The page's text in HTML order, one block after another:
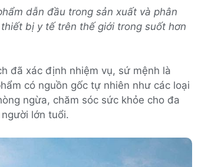
dẫn đầu trong sản xuất và phân
bị y tế trên thế giới trong suốt hơn
đã xác định nhiệm vụ, sứ mệnh là
có nguồn gốc tự nhiên như các loại
ngừa, chăm sóc sức khỏe cho đa
lớn tuổi.